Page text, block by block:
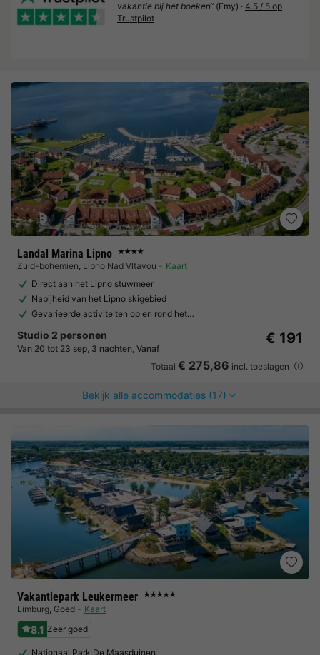
Landal Marina Lipno ★★★★
Zuid-bohemien, Lipno Nad Vltavou
Kaart
Direct aan het Lipno stuwmeer
Nabijheid van het Lipno skigebied
Gevarieerde activiteiten op en rond het…
Studio 2 personen
Van 20 tot 23 sep, 3 nachten, Vanaf
€ 191
Totaal € 275,86 incl. toeslagen
Bekijk alle accommodaties (17)
Vakantiepark Leukermeer ★★★★★
Limburg, Goed Kaart
8.1 Zeer goed
Nationaal Park De Maasduinen
vakantie bij het boeken“ (Emy) · 4.5 / 5 op
Trustpilot